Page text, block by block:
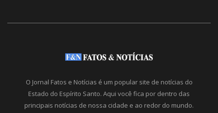
O Jornal Fatos e Notícias é um popular site de notícias do
Estado do Espírito Santo. Aqui você fica por dentro das
principais notícias de nossa cidade e ao redor do mundo.